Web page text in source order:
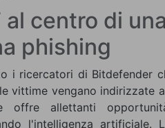
al centro di una
phishing
i ricercatori di Bitdefender
vittime vengano indirizzate
offre allettanti
l'intelligenza artificiale.